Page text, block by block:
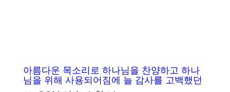
아름다운 목소리로 하나님을 찬양하고 하나
님을 위해 사용되어짐에 늘 감사를 고백했던